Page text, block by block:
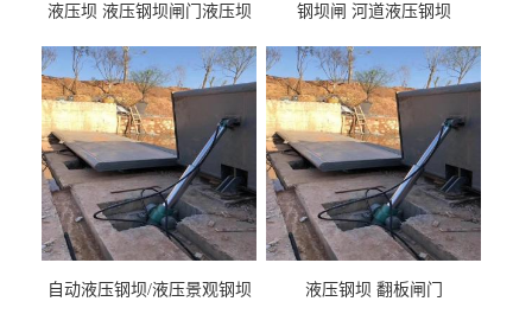
液压坝 液压钢坝闸门液压坝
钢坝闸 河道液压钢坝
自动液压钢坝/液压景观钢坝 液压钢坝 翻板闸门